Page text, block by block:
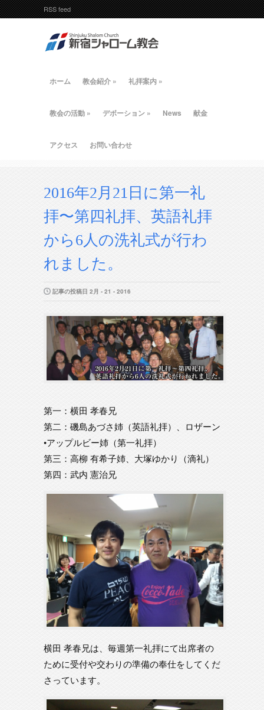
RSS feed
ホーム 教会紹介 » 礼拝案内 »
教会の活動 » デボーション » News 献金
アクセス お問い合わせ
2016年2月21日に第一礼
拝〜第四礼拝、英語礼拝
から6人の洗礼式が行わ
れました。
記事の投稿日 2月 - 21 - 2016
第一：横田 孝春兄
第二：磯島あづさ姉（英語礼拝）、ロザーン
•アップルビー姉（第一礼拝）
第三：高柳 有希子姉、大塚ゆかり（滴礼）
第四：武内 憲治兄
横田 孝春兄は、毎週第一礼拝にて出席者の
ために受付や交わりの準備の奉仕をしてくだ
さっています。